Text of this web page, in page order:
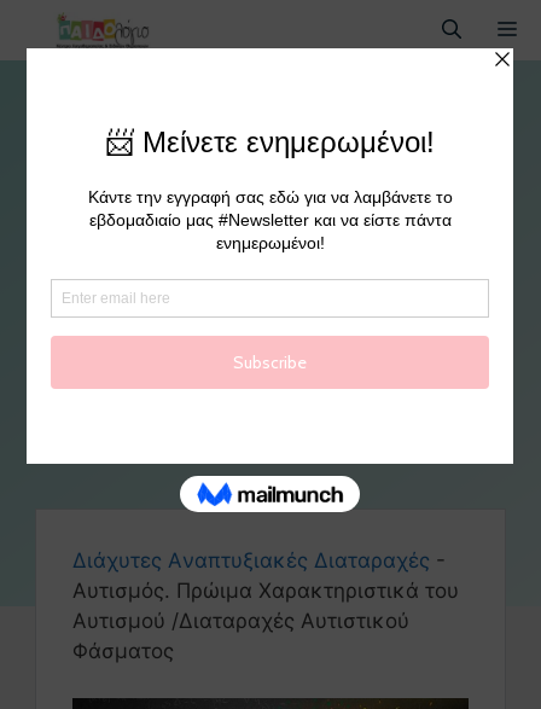
Αυτισμός. Πρώιμα
Χαρακτηριστικά του
Αυτισμού /Διαταραχές
Αυτιστικού Φάσματος
Bypaidologio
Διάχυτες Aναπτυξιακές Διαταραχές -
Αυτισμός. Πρώιμα Χαρακτηριστικά του
Αυτισμού /Διαταραχές Αυτιστικού
Φάσματος